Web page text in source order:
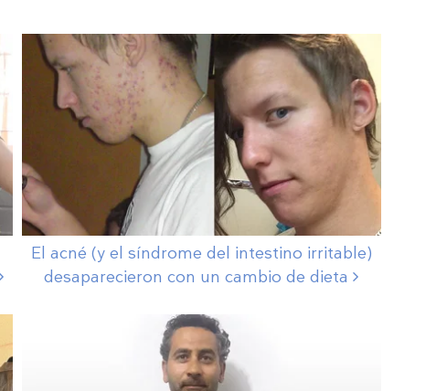
El acné (y el síndrome del intestino irritable)
desaparecieron con un cambio dedieta